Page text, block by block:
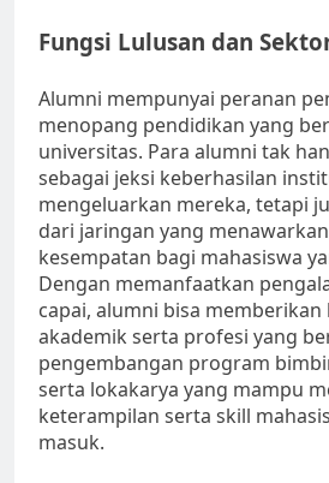
Fungsi Lulusan dan
Alumni mempunyai peranan
menopang pendidikan yang
universitas. Para alumni tak
sebagai jeksi keberhasilan
mengeluarkan mereka, tetapi
dari jaringan yang
kesempatan bagi mahasiswa
Dengan memanfaatkan
capai, alumni bisa
akademik serta profesi yang
pengembangan program
serta lokakarya yang mampu
keterampilan serta skill
masuk.